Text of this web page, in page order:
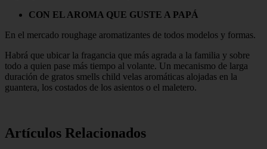
CON EL AROMA QUE GUSTE A PAPÁ
En el mercado roughage aromatizantes de todos modelos y formas.
Habrá que ubicar la fragancia que más agrada a la familia y sobre
todo a quien pase más tiempo al volante. Un mecanismo de larga
duración de gratos smells child velas aromáticas alojadas en la
guantera, los costados de los asientos o el maletero.
Artículos Relacionados